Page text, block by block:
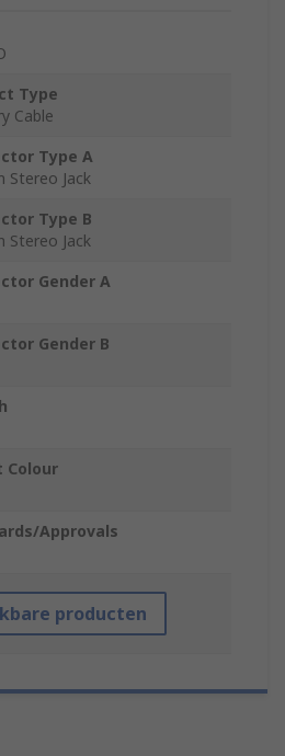
Type
Cable
Type A
Stereo Jack
Type B
Stereo Jack
Gender A
Gender B
Colour
Approvals
producten